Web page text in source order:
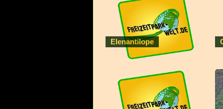
Elenantilope